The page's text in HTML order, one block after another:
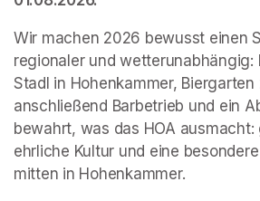
Wir machen 2026 bewusst einen
regionaler und wetterunabhängig:
Stadl in Hohenkammer,
anschließend Barbetrieb und ein
bewahrt, was das HOA ausmacht:
ehrliche Kultur und eine
mitten in Hohenkammer.